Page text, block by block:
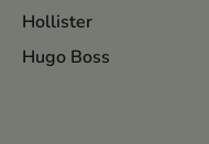
Hollister
Hugo Boss